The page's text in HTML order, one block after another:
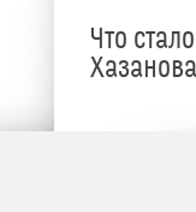
Что